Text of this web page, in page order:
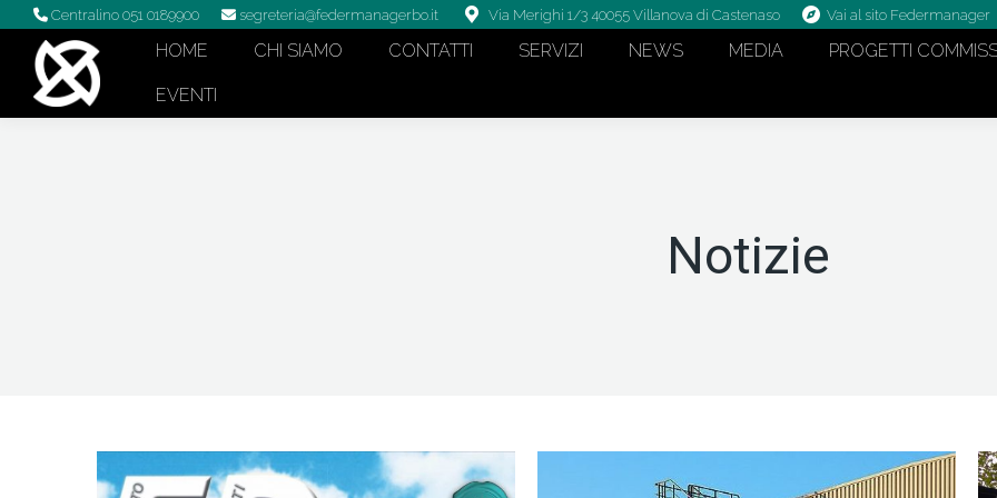
Centralino 051 0189900 segreteria@federmanagerbo.it Via Merighi 1/3 40055 Villanova di Castenaso Vai al sito Federmanager
HOME CHI SIAMO CONTATTI SERVIZI NEWS MEDIA PROGETTI
EVENTI
Notizie